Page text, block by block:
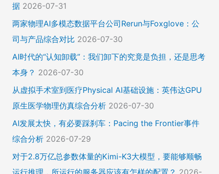
据 2026-07-31
两家物理AI多模态数据平台公司Rerun与Foxglove：公
司与产品综合对比 2026-07-30
AI时代的“认知卸载”：我们卸下的究竟是负担，还是思考
本身？ 2026-07-30
从虚拟手术室到医疗Physical AI基础设施：英伟达GPU
原生医学物理仿真综合分析 2026-07-30
AI发展太快，有必要踩刹车：Pacing the Frontier事件
综合分析 2026-07-29
对于2.8万亿总参数体量的Kimi-K3大模型，要能够顺畅
运行推理，所运行的服务器应该有怎样的配置？ 2026-